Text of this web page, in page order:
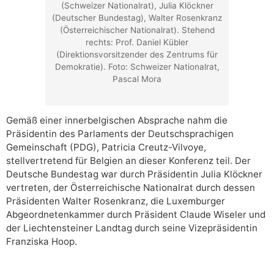
(Schweizer Nationalrat), Julia Klöckner
(Deutscher Bundestag), Walter Rosenkranz
(Österreichischer Nationalrat). Stehend
rechts: Prof. Daniel Kübler
(Direktionsvorsitzender des Zentrums für
Demokratie). Foto: Schweizer Nationalrat,
Pascal Mora
Gemäß einer innerbelgischen Absprache nahm die
Präsidentin des Parlaments der Deutschsprachigen
Gemeinschaft (PDG), Patricia Creutz-Vilvoye,
stellvertretend für Belgien an dieser Konferenz teil. Der
Deutsche Bundestag war durch Präsidentin Julia Klöckner
vertreten, der Österreichische Nationalrat durch dessen
Präsidenten Walter Rosenkranz, die Luxemburger
Abgeordnetenkammer durch Präsident Claude Wiseler und
der Liechtensteiner Landtag durch seine Vizepräsidentin
Franziska Hoop.